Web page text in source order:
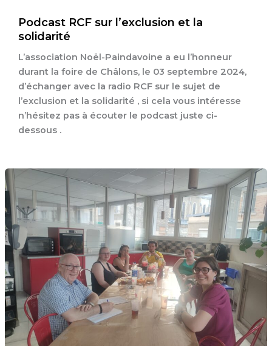
Podcast RCF sur l’exclusion et la
solidarité
L’association Noël-Paindavoine a eu l’honneur
durant la foire de Châlons, le 03 septembre 2024,
d’échanger avec la radio RCF sur le sujet de
l’exclusion et la solidarité , si cela vous intéresse
n’hésitez pas à écouter le podcast juste ci-
dessous .